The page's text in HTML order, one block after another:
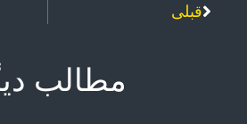
قبلی
مطالب